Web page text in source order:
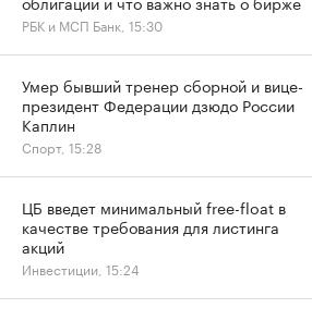
РБК и МСП Банк, 15:30
Умер бывший тренер сборной и вице-
президент Федерации дзюдо России
Каплин
Спорт, 15:28
ЦБ введет минимальный free-float в
качестве требования для листинга
акций
Инвестиции, 15:24